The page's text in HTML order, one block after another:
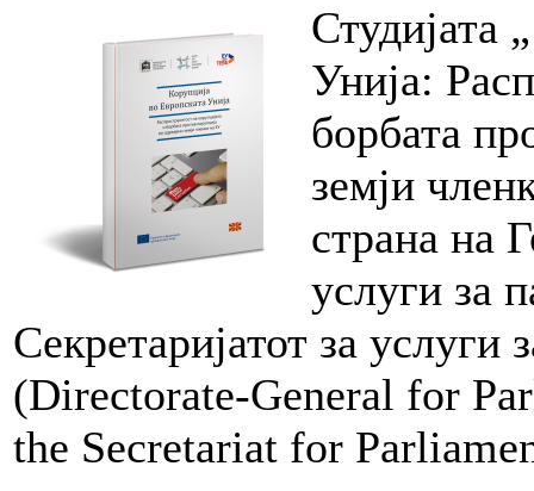
Студијата
Унија:
борбата
земји
страна на
услуги за
Секретаријатот за
(Directorate-General for
the Secretariat for